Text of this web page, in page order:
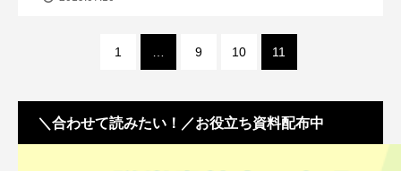
1 9 10 11
＼合わせて読みたい！／お役立ち資料配布中